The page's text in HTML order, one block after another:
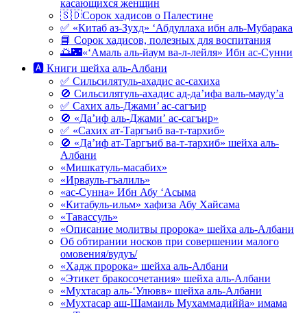
касающихся женщин
🇸🇩Сорок хадисов о Палестине
✅ «Китаб аз-Зухд» ‘Абдуллаха ибн аль-Мубарака
📘 Сорок хадисов, полезных для воспитания
🌅🌃«‘Амаль аль-йаум ва-л-лейля» Ибн ас-Сунни
🅰 Книги шейха аль-Албани
✅ Сильсилятуль-ахадис ас-сахиха
🚫 Сильсилятуль-ахадис ад-да’ифа валь-мауду’а
✅ Сахих аль-Джами’ ас-сагъир
🚫 «Да’иф аль-Джами’ ас-сагъир»
✅ «Сахих ат-Таргъиб ва-т-тархиб»
🚫 «Да’иф ат-Таргъиб ва-т-тархиб» шейха аль-
Албани
«Мишкатуль-масабих»
«Ирвауль-гъалиль»
«ас-Сунна» Ибн Абу ‘Асыма
«Китабуль-ильм» хафиза Абу Хайсама
«Тавассуль»
«Описание молитвы пророка» шейха аль-Албани
Об обтирании носков при совершении малого
омовения/вудуъ/
«Хадж пророка» шейха аль-Албани
«Этикет бракосочетания» шейха аль-Албани
«Мухтасар аль-‘Улювв» шейха аль-Албани
«Мухтасар аш-Шамаиль Мухаммадиййа» имама